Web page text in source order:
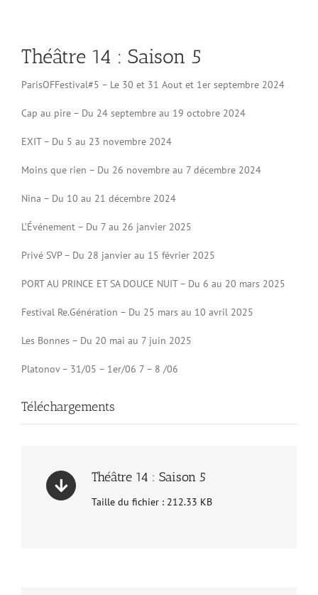
Théâtre 14 : Saison 5
ParisOFFestival#5 – Le 30 et 31 Aout et 1er septembre 2024
Cap au pire – Du 24 septembre au 19 octobre 2024
EXIT – Du 5 au 23 novembre 2024
Moins que rien – Du 26 novembre au 7 décembre 2024
Nina – Du 10 au 21 décembre 2024
L’Événement – Du 7 au 26 janvier 2025
Privé SVP – Du 28 janvier au 15 février 2025
PORT AU PRINCE ET SA DOUCE NUIT – Du 6 au 20 mars 2025
Festival Re.Génération – Du 25 mars au 10 avril 2025
Les Bonnes – Du 20 mai au 7 juin 2025
Platonov – 31/05 – 1er/06 7 – 8 /06
Téléchargements
Théâtre 14 : Saison 5
Taille du fichier : 212.33 KB